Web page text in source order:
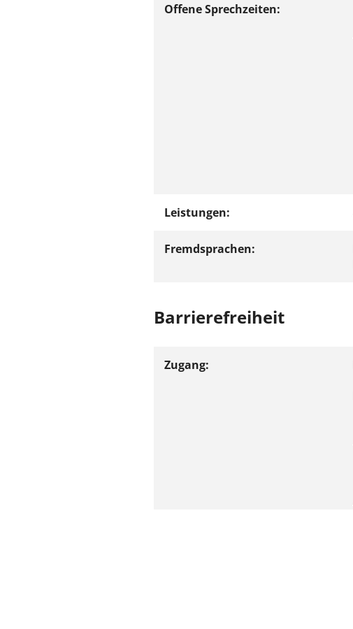
Offene Sprechzeiten:
Leistungen:
Fremdsprachen:
Barrierefreiheit
Zugang: